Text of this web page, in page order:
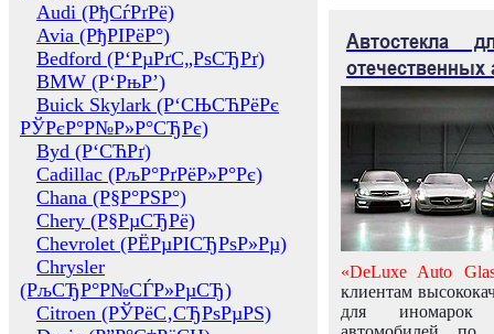
Audi (РђСѓРґРё)
Avia (РђРІРёР°)
Bedford (Р‘РµРґС„РѕСЂРґ)
BMW (Р‘РњР’)
Buick Skylark (Р‘СЊСЋРёРє
РЎРєР°Р№Р»Р°СЂРє)
Byd (Р‘СЋРґ)
Cadillac (РљР°РґРёР»Р°Рє)
Chana (Р§Р°РЅР°)
Chery (Р§РµСЂРё)
Chevrolet (РЁРµРІСЂРѕР»Рµ)
Chrysler
(РљСЂР°Р№СЃР»РµСЂ)
Citroen (РЎРёС‚СЂРѕРµРЅ)
Автостекла
отечественных
«DeLuxe Auto
клиентам
для иномарок